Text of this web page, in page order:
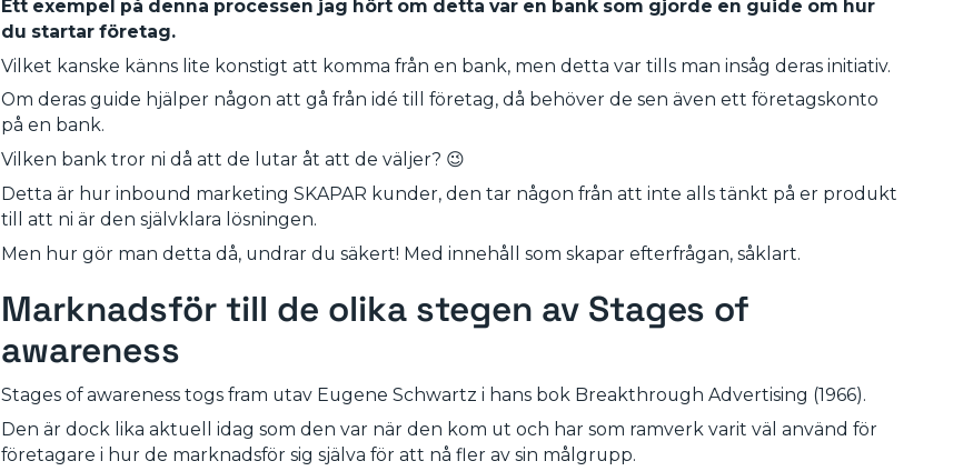
Ett exempel på denna processen jag hört om detta var en bank som gjorde en guide om hur
du startar företag.
Vilket kanske känns lite konstigt att komma från en bank, men detta var tills man insåg deras initiativ.
Om deras guide hjälper någon att gå från idé till företag, då behöver de sen även ett företagskonto
på en bank.
Vilken bank tror ni då att de lutar åt att de väljer? 😉
Detta är hur inbound marketing SKAPAR kunder, den tar någon från att inte alls tänkt på er produkt
till att ni är den självklara lösningen.
Men hur gör man detta då, undrar du säkert! Med innehåll som skapar efterfrågan, såklart.
Marknadsför till de olika stegen av Stages of
awareness
Stages of awareness togs fram utav Eugene Schwartz i hans bok Breakthrough Advertising (1966).
Den är dock lika aktuell idag som den var när den kom ut och har som ramverk varit väl använd för
företagare i hur de marknadsför sig själva för att nå fler av sin målgrupp.